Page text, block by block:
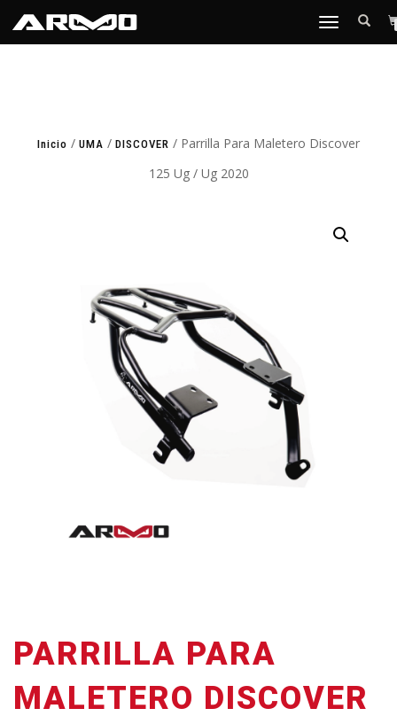
TOGGLE
Inicio / UMA / DISCOVER / Parrilla Para Maletero Discover
125 Ug / Ug 2020
PARRILLA PARA
MALETERO DISCOVER